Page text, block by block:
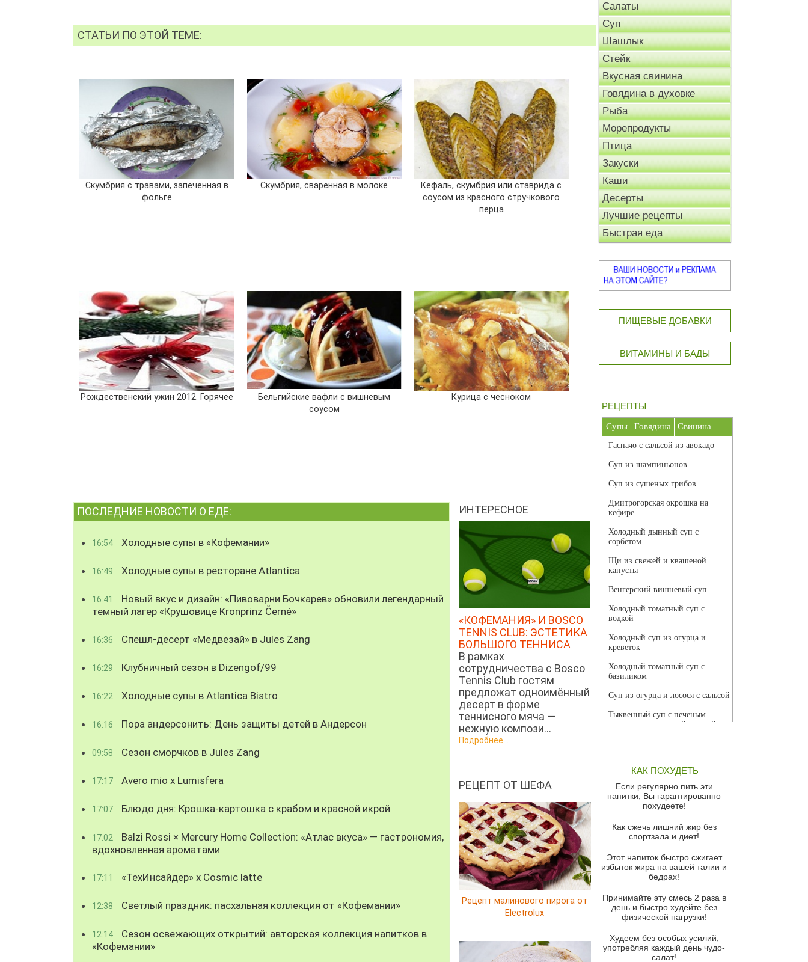
СТАТЬИ ПО ЭТОЙ ТЕМЕ:
Скумбрия с травами, запеченная в
фольге
Скумбрия, сваренная в молоке
Кефаль, скумбрия или ставрида с
соусом из красного стручкового
перца
Рождественский ужин 2012. Горячее
Бельгийские вафли с вишневым
соусом
Курица с чесноком
ПОСЛЕДНИЕ НОВОСТИ О ЕДЕ:
16:54 Холодные супы в «Кофемании»
16:49 Холодные супы в ресторане Atlantica
16:41
Новый вкус и дизайн: «Пивоварни Бочкарев» обновили легендарный
темный лагер «Крушовице Kronprinz Černé»
16:36 Спешл-десерт «Медвезай» в Jules Zang
16:29 Клубничный сезон в Dizengof/99
16:22 Холодные супы в Atlantica Bistro
16:16 Пора андерсонить: День защиты детей в Андерсон
09:58 Сезон сморчков в Jules Zang
17:17 Avero mio x Lumisfera
17:07 Блюдо дня: Крошка-картошка с крабом и красной икрой
17:02
Balzi Rossi × Mercury Home Collection: «Атлас вкуса» — гастрономия,
вдохновленная ароматами
17:11 «ТехИнсайдер» х Cosmic latte
12:38 Светлый праздник: пасхальная коллекция от «Кофемании»
12:14
Сезон освежающих открытий: авторская коллекция напитков в
«Кофемании»
ИНТЕРЕСНОЕ
«КОФЕМАНИЯ» И BOSCO
TENNIS CLUB: ЭСТЕТИКА
БОЛЬШОГО ТЕННИСА
В рамках
сотрудничества с Bosco
Tennis Club гостям
предложат одноимённый
десерт в форме
теннисного мяча —
нежную компози...
Подробнее...
РЕЦЕПТ ОТ ШЕФА
Рецепт малинового пирога от
Electrolux
Салаты
Суп
Шашлык
Стейк
Вкусная свинина
Говядина в духовке
Рыба
Морепродукты
Птица
Закуски
Каши
Десерты
Лучшие рецепты
Быстрая еда
ПИЩЕВЫЕ ДОБАВКИ
ВИТАМИНЫ И БАДЫ
РЕЦЕПТЫ
Супы Говядина Свинина
Гаспачо с сальсой из авокадо
Суп из шампиньонов
Суп из сушеных грибов
Дмитрогорская окрошка на
кефире
Холодный дынный суп с
сорбетом
Щи из свежей и квашеной
капусты
Венгерский вишневый суп
Холодный томатный суп с
водкой
Холодный суп из огурца и
креветок
Холодный томатный суп с
базиликом
Суп из огурца и лосося с сальсой
Тыквенный суп с печеным
чесноком и томатной сальсой
красного перца
Парижский луковый суп
Суп из спаржи и горошка с
Суп-крем из цветной капусты
Французский луковый суп
Суп из баклажанов с моцареллой
Грибной крем-суп с кростини с
козьим сыром
Суп мисо с зеленым луком и
тофу
КАК ПОХУДЕТЬ
Если регулярно пить эти
напитки, Вы гарантированно
похудеете!
Как сжечь лишний жир без
спортзала и диет!
Этот напиток быстро сжигает
избыток жира на вашей талии и
бедрах!
Принимайте эту смесь 2 раза в
день и быстро худейте без
физической нагрузки!
Худеем без особых усилий,
употребляя каждый день чудо-
салат!